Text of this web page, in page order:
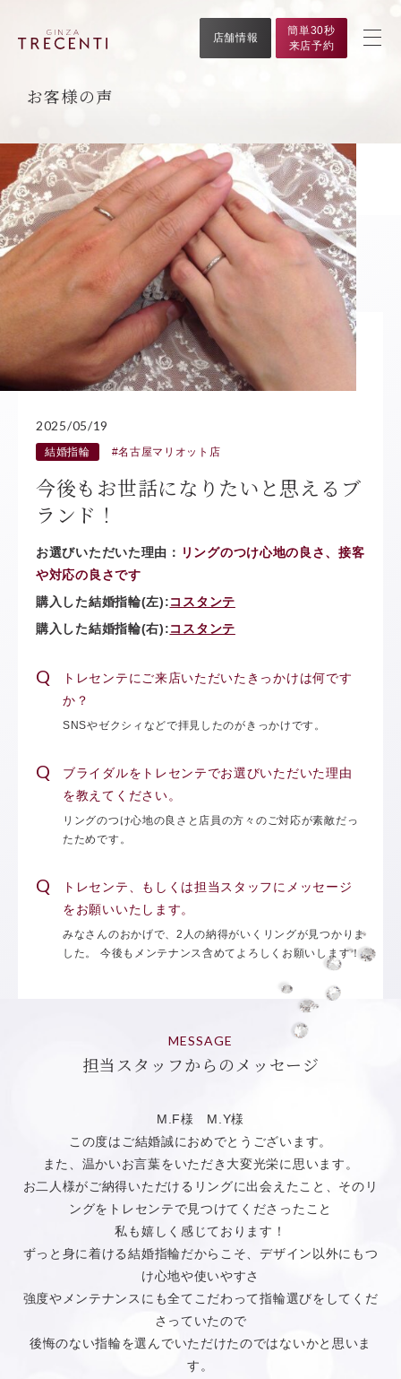
店舗情報
簡単30秒
来店予約
お客様の声
2025/05/19
結婚指輪 #名古屋マリオット店
今後もお世話になりたいと思えるブ
ランド！
お選びいただいた理由： リングのつけ心地の良さ、接客
や対応の良さです
購入した結婚指輪(左):コスタンテ
購入した結婚指輪(右):コスタンテ
トレセンテにご来店いただいたきっかけは何です
か？
SNSやゼクシィなどで拝見したのがきっかけです。
ブライダルをトレセンテでお選びいただいた理由
を教えてください。
リングのつけ心地の良さと店員の方々のご対応が素敵だっ
たためです。
トレセンテ、もしくは担当スタッフにメッセージ
をお願いいたします。
みなさんのおかげで、2人の納得がいくリングが見つかりま
した。 今後もメンテナンス含めてよろしくお願いします！
MESSAGE
担当スタッフからのメッセージ
M.F様 M.Y様
この度はご結婚誠におめでとうございます。
また、温かいお言葉をいただき大変光栄に思います。
お二人様がご納得いただけるリングに出会えたこと、そのリ
ングをトレセンテで見つけてくださったこと
私も嬉しく感じております！
ずっと身に着ける結婚指輪だからこそ、デザイン以外にもつ
け心地や使いやすさ
強度やメンテナンスにも全てこだわって指輪選びをしてくだ
さっていたので
後悔のない指輪を選んでいただけたのではないかと思いま
す。